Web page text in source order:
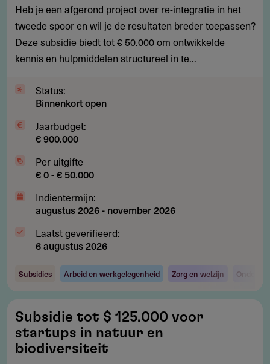
50.000
voor
toepassing
kennis
integratie
Heb je een afgerond project over re-integratie in het
tweede spoor en wil je de resultaten breder toepassen?
Deze subsidie biedt tot € 50.000 om ontwikkelde
kennis en hulpmiddelen structureel in te...
Status:
Binnenkort open
Jaarbudget:
€ 900.000
Per uitgifte
€ 0 - € 50.000
Indientermijn:
augustus 2026- november 2026
Laatst geverifieerd:
6 augustus 2026
Subsidies Arbeid en werkgelegenheid Zorg en welzijn
tot
$
125.000
Subsidie tot $ 125.000 voor
startups in natuur en
biodiversiteit